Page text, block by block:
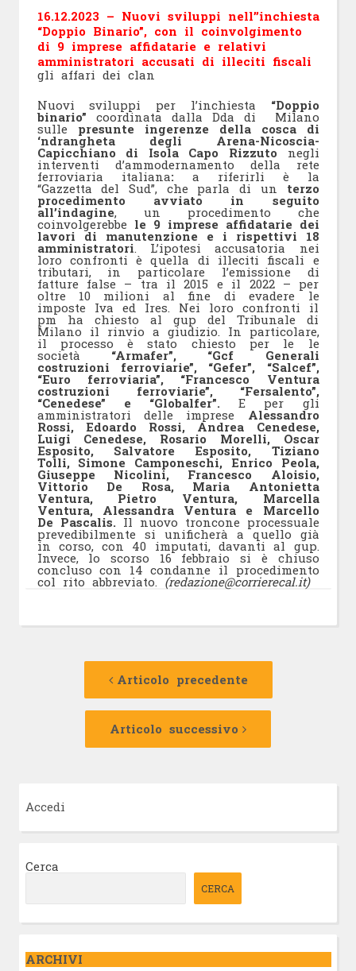
16.12.2023 – Nuovi sviluppi nell’’inchiesta
“Doppio Binario”, con il coinvolgimento
di 9 imprese affidatarie e relativi
amministratori accusati di illeciti fiscali
gli affari dei clan
Nuovi sviluppi per l’inchiesta “Doppio
binario” coordinata dalla Dda di Milano
sulle presunte ingerenze della cosca di
‘ndrangheta degli Arena-Nicoscia-
Capicchiano di Isola Capo Rizzuto negli
interventi d’ammodernamento della rete
ferroviaria italiana:a riferirli è la
“Gazzetta del Sud”, che parla di un terzo
procedimento avviato in seguito
all’indagine, un procedimento che
coinvolgerebbe le 9 imprese affidatarie dei
lavori di manutenzione e i rispettivi 18
amministratori . L’ipotesi accusatoria nei
loro confronti è quella di illeciti fiscali e
tributari, in particolare l’emissione di
fatture false – tra il 2015 e il 2022 – per
oltre 10 milioni al fine di evadere le
imposte Iva ed Ires. Nei loro confronti il
pm ha chiesto al gup del Tribunale di
Milano il rinvio a giudizio. In particolare,
il processo è stato chiesto per le le
società “Armafer”, “Gcf Generali
costruzioni ferroviarie”, “Gefer”, “Salcef”,
“Euro ferroviaria”, “Francesco Ventura
costruzioni ferroviarie”, “Fersalento”,
“Cenedese” e “Globalfer”. E per gli
amministratori delle imprese Alessandro
Rossi, Edoardo Rossi, Andrea Cenedese,
Luigi Cenedese, Rosario Morelli, Oscar
Esposito, Salvatore Esposito, Tiziano
Tolli, Simone Camponeschi, Enrico Peola,
Giuseppe Nicolini, Francesco Aloisio,
Vittorio De Rosa, Maria Antonietta
Ventura, Pietro Ventura, Marcella
Ventura, Alessandra Ventura e Marcello
De Pascalis. Il nuovo troncone processuale
prevedibilmente si unificherà a quello già
in corso, con 40 imputati, davanti al gup.
Invece, lo scorso 16 febbraio si è chiuso
concluso con 14 condanne il procedimento
col rito abbreviato. (redazione@corrierecal.it)
Navigazione
Articolo precedente
Articolo
Articolo successivo
Articolo
Accedi
Cerca
CERCA
ARCHIVI